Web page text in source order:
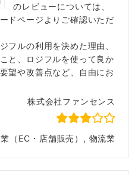
のレビューについては、
ドページよりご確認いただ
フルの利用を決めた理由、
と、ロジフルを使って良か
望や改善点など、自由にお
株式会社ファンセンス
（EC・店舗販売）, 物流業